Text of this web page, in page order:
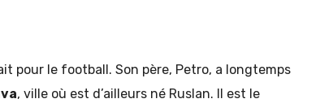
pour le football. Son père, Petro, a longtemps
, ville où est d’ailleurs né Ruslan. Il est le